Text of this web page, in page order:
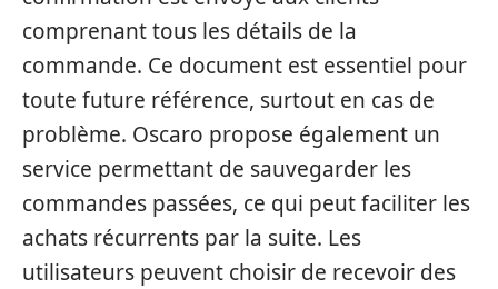
comprenant tous les détails de la
commande. Ce document est essentiel pour
toute future référence, surtout en cas de
problème. Oscaro propose également un
service permettant de sauvegarder les
commandes passées, ce qui peut faciliter les
achats récurrents par la suite. Les
utilisateurs peuvent choisir de recevoir des